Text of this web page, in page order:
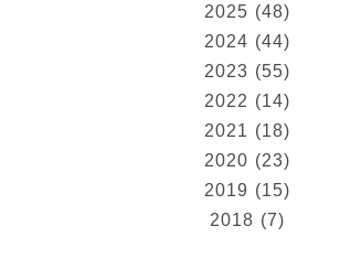
2025 (48)
2024 (44)
2023 (55)
2022 (14)
2021 (18)
2020 (23)
2019 (15)
2018 (7)